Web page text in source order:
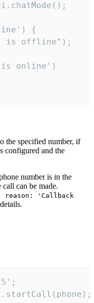
{
is offline");
online')
the specified number, if
configured and the
number is in the
call can be made.
'Callback